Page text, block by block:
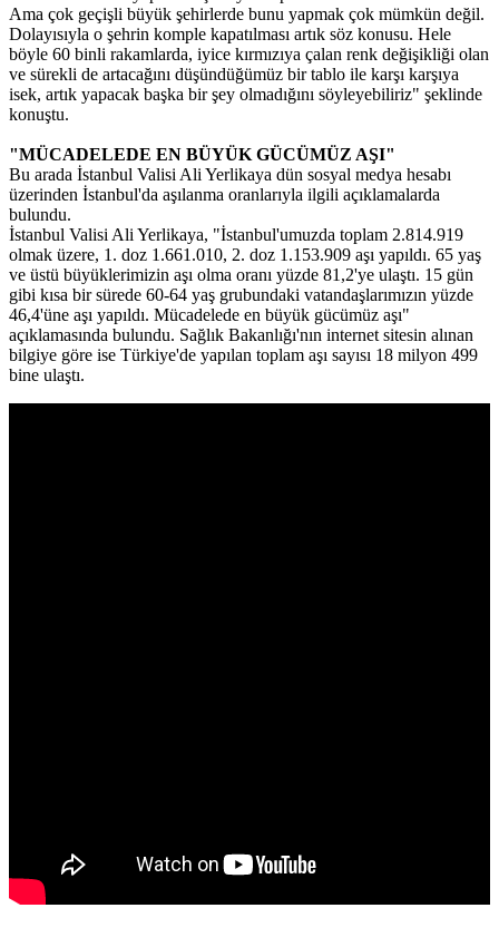
Ama çok geçişli büyük şehirlerde bunu yapmak çok mümkün değil.
Dolayısıyla o şehrin komple kapatılması artık söz konusu. Hele
böyle 60 binli rakamlarda, iyice kırmızıya çalan renk değişikliği olan
ve sürekli de artacağını düşündüğümüz bir tablo ile karşı karşıya
isek, artık yapacak başka bir şey olmadığını söyleyebiliriz" şeklinde
konuştu.
"MÜCADELEDE EN BÜYÜK GÜCÜMÜZ AŞI"
Bu arada İstanbul Valisi Ali Yerlikaya dün sosyal medya hesabı
üzerinden İstanbul'da aşılanma oranlarıyla ilgili açıklamalarda
bulundu.
İstanbul Valisi Ali Yerlikaya, "İstanbul'umuzda toplam 2.814.919
olmak üzere, 1. doz 1.661.010, 2. doz 1.153.909 aşı yapıldı. 65 yaş
ve üstü büyüklerimizin aşı olma oranı yüzde 81,2'ye ulaştı. 15 gün
gibi kısa bir sürede 60-64 yaş grubundaki vatandaşlarımızın yüzde
46,4'üne aşı yapıldı. Mücadelede en büyük gücümüz aşı"
açıklamasında bulundu. Sağlık Bakanlığı'nın internet sitesin alınan
bilgiye göre ise Türkiye'de yapılan toplam aşı sayısı 18 milyon 499
bine ulaştı.